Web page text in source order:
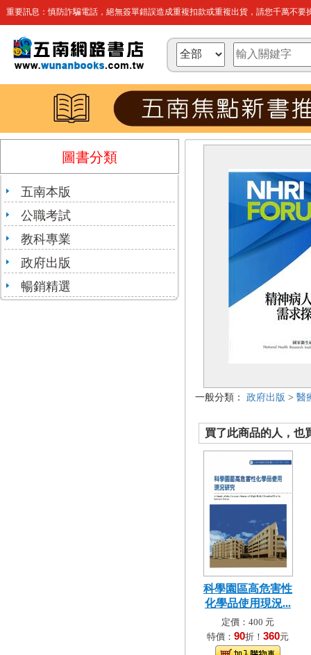
重要訊息：慎防詐騙電話，絕無簽單錯誤造成重複扣款或重複出貨，請您千萬不要
圖書分類
五南本版
公職考試
教科專業
政府出版
暢銷精選
一般分類： 政府出版 > 醫
買了此商品的人，也
科學園區高危害性
化學品使用現況...
定價：400 元
特價： 90折！ 360元